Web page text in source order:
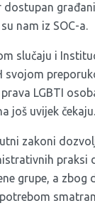
dostupan
nam iz SOC-a.
slučaju i
svojom
LGBTI
još uvijek čekaju.
zakoni
praksi
grupe, a zbog